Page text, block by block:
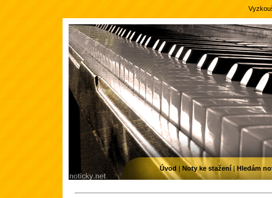
Úvod | Noty ke stažení| Hledám